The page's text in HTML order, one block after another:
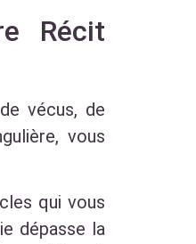
Récit
vécus, de
vous
qui vous
dépasse la